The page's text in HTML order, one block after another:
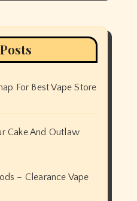
For Best Vape Store
Cake And Outlaw
– Clearance Vape